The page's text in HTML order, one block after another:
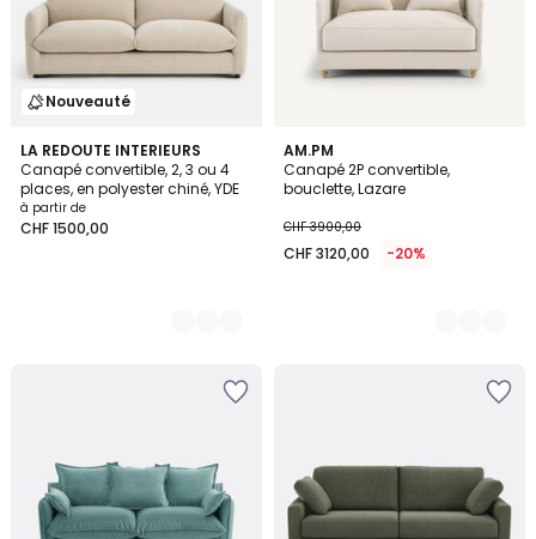
Nouveauté
LA REDOUTE INTERIEURS
Canapé convertible, 2, 3 ou 4
places, en polyester chiné, YDE
à partir de
CHF 1500,00
5
Couleurs
AM.PM
Canapé 2P convertible,
bouclette, Lazare
CHF 3900,00
CHF 3120,00 -20%
2
Couleurs